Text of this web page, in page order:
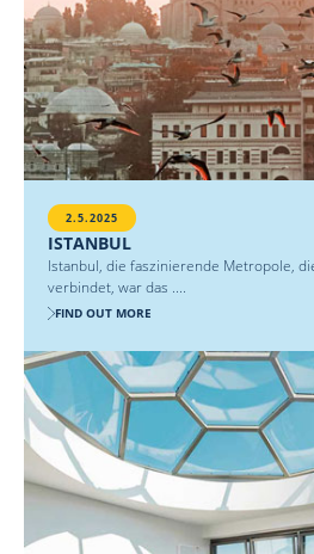
2.5.2025
ISTANBUL
Istanbul, die faszinierende Metropole,
verbindet, war das ....
FIND OUT MORE